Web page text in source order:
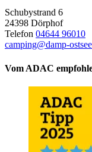
Schubystrand 6
24398 Dörphof
Telefon 04644 96010
camping@damp-
Vom ADAC